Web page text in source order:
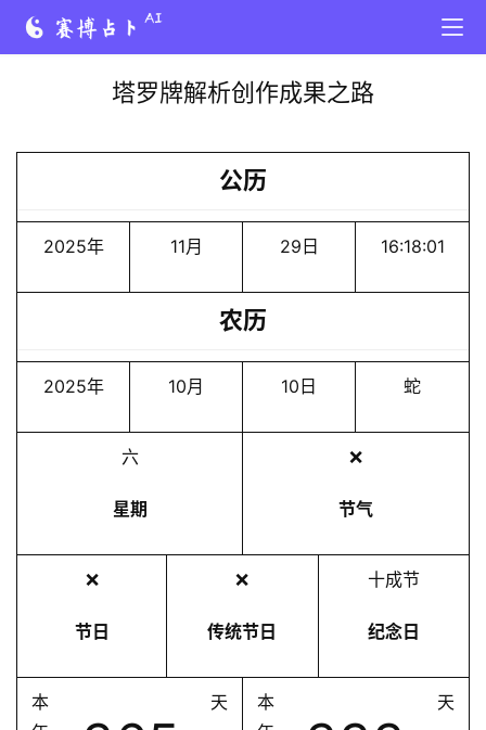
塔罗牌解析创作成果之路
公历
2025年 11月 29日 16:18:01
农历
2025年 10月 10日 蛇
六
星期
❌
节气
❌
节日
❌
传统节日
十成节
纪念日
本
天
本
天